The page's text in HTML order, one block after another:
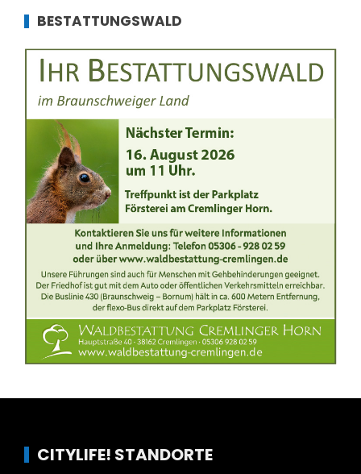
BESTATTUNGSWALD
CITYLIFE! STANDORTE